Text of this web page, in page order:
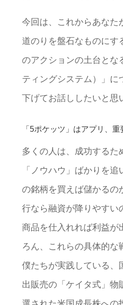
今回は、これからあなた
道のりを盤石なものにす
のアクションの土台とな
ティングシステム）」に
下げてお話ししたいと思
「5ポケッツ」はアプリ、重
多くの人は、成功するた
「ノウハウ」ばかりを
の銘柄を買えば儲かるの
行なら融資が降りやすい
商品を仕入れれば利益が
ろん、これらの具体的な
僕たちが実践している、
出販売の「ケイタ式」物